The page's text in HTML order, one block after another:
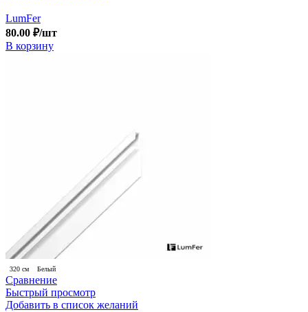
LumFer
80.00 ₽/шт
В корзину
320 см Белый
Сравнение
Быстрый просмотр
Добавить в список желаний